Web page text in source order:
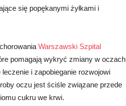
się popękanymi żyłkami i
Warszawski Szpital
pomagają wykryć zmiany w oczach
i zapobieganie rozwojowi
oczu jest ściśle związane przede
cukru we krwi.